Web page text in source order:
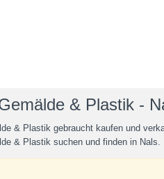
& Plastik -
& Plastik gebraucht kaufen und
& Plastik suchen und finden in Nals.